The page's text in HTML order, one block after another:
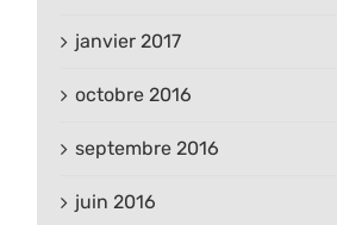
janvier 2017
octobre 2016
septembre 2016
juin 2016